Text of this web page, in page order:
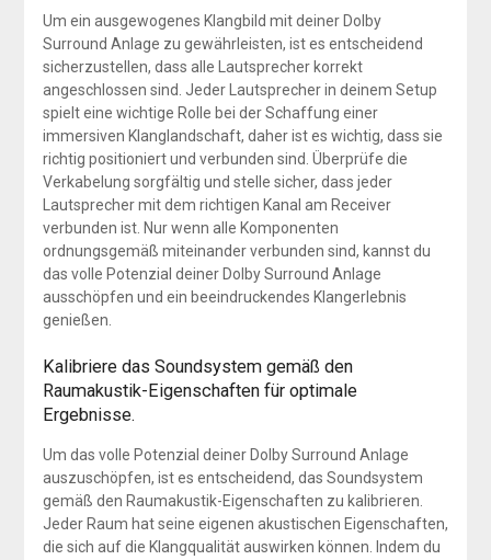
Um ein ausgewogenes Klangbild mit deiner Dolby
Surround Anlage zu gewährleisten, ist es entscheidend
sicherzustellen, dass alle Lautsprecher korrekt
angeschlossen sind. Jeder Lautsprecher in deinem Setup
spielt eine wichtige Rolle bei der Schaffung einer
immersiven Klanglandschaft, daher ist es wichtig, dass sie
richtig positioniert und verbunden sind. Überprüfe die
Verkabelung sorgfältig und stelle sicher, dass jeder
Lautsprecher mit dem richtigen Kanal am Receiver
verbunden ist. Nur wenn alle Komponenten
ordnungsgemäß miteinander verbunden sind, kannst du
das volle Potenzial deiner Dolby Surround Anlage
ausschöpfen und ein beeindruckendes Klangerlebnis
genießen.
Kalibriere das Soundsystem gemäß den
Raumakustik-Eigenschaften für optimale
Ergebnisse.
Um das volle Potenzial deiner Dolby Surround Anlage
auszuschöpfen, ist es entscheidend, das Soundsystem
gemäß den Raumakustik-Eigenschaften zu kalibrieren.
Jeder Raum hat seine eigenen akustischen Eigenschaften,
die sich auf die Klangqualität auswirken können. Indem du